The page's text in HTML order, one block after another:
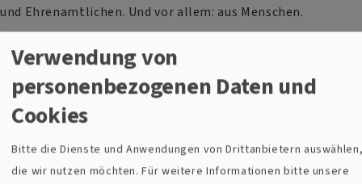
und Ehrenamtlichen. Und vor allem: aus Menschen.
Verwendung von
personenbezogenen Daten und
Cookies
Bitte die Dienste und Anwendungen von Drittanbietern
die wir nutzen möchten.Für weitere Informationen bitte unsere